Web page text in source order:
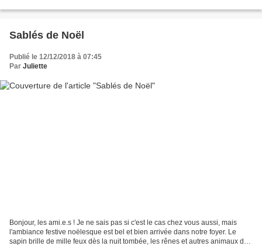
Sablés de Noël
Publié le 12/12/2018 à 07:45
Par Juliette
Bonjour, les ami.e.s ! Je ne sais pas si c'est le cas chez vous aussi, mais
l'ambiance festive noëlesque est bel et bien arrivée dans notre foyer. Le
sapin brille de mille feux dès la nuit tombée, les rênes et autres animaux du